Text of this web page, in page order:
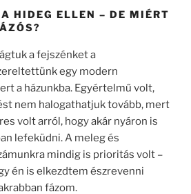
HIDEG ELLEN – DE MIÉRT
a fejszénket a
egy modern
a házunkba. Egyértelmű volt,
nem halogathatjuk tovább, mert
volt arról, hogy akár nyáron is
lefeküdni. A meleg és
mindig is prioritás volt –
én is elkezdtem észrevenni
fázom.